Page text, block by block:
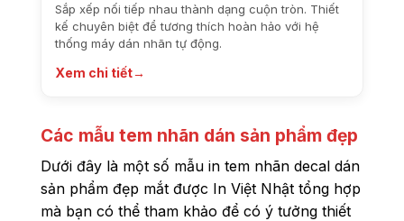
Sắp xếp nối tiếp nhau thành dạng cuộn tròn. Thiết
kế chuyên biệt để tương thích hoàn hảo với hệ
thống máy dán nhãn tự động.
Xem chi tiết→
Các mẫu tem nhãn dán sản phẩm đẹp
Dưới đây là một số mẫu in tem nhãn decal dán
sản phẩm đẹp mắt được In Việt Nhật tổng hợp
mà bạn có thể tham khảo để có ý tưởng thiết